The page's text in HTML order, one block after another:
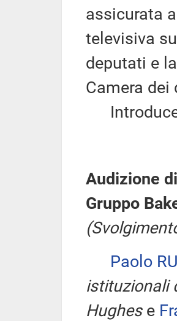
assicurata
televisiva
deputati e
Camera dei
Audizione
Gruppo
Paolo
istituzionali
Hughes e